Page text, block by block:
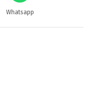
Whatsapp